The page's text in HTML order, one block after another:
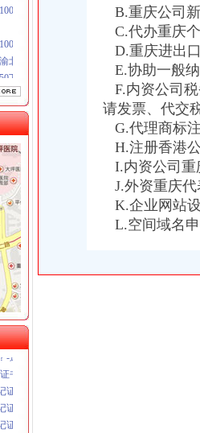
万 （进出口权）
北100万 （进出口权）
万 （工商注册）
工商注册）
延续及换证_报关员资格_新浪
空间
书__浩爽制冷
2016.7.7）
华共和国海关报关单位注册登
）
一了,还有地址变更_政务咨询_
通关监管海关业务咨询-通关咨询-
书-重庆通瑞过滤设备制造有限公司
明书[]-报关员通关指南--育
是否还有效？
是否还有效？-报关员通关指南--育
登记证书,仅出具临时报关单位
B.重庆公司
C.代办重庆
D.重庆进出
E.协助一般
F.内资公司
请发票、代交
G.代理商标
H.注册香港
I.内资公司重
J.外资重庆代
K.企业网站
L.空间域名